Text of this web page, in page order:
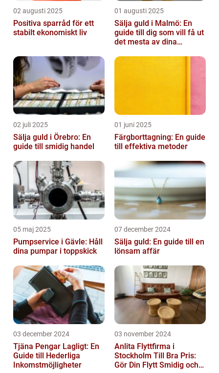
02 augusti 2025
Positiva sparråd för ett
stabilt ekonomiskt liv
01 augusti 2025
Sälja guld i Malmö: En
guide till dig som vill få ut
det mesta av dina
02 juli 2025
Sälja guld i Örebro: En
guide till smidig handel
01 juni 2025
Färgborttagning: En guide
till effektiva metoder
05 maj 2025
Pumpservice i Gävle: Håll
dina pumpar i toppskick
07 december 2024
Sälja guld: En guide till en
lönsam affär
03 december 2024
Tjäna Pengar Lagligt: En
Guide till Hederliga
Inkomstmöjligheter
03 november 2024
Anlita Flyttfirma i
Stockholm Till Bra Pris:
Gör Din Flytt Smidig och